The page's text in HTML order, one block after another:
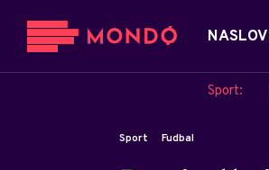
Sport:
Sport Fudbal